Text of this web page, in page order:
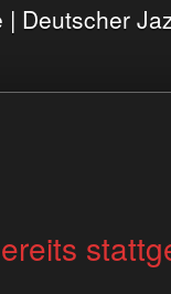
| Deutscher